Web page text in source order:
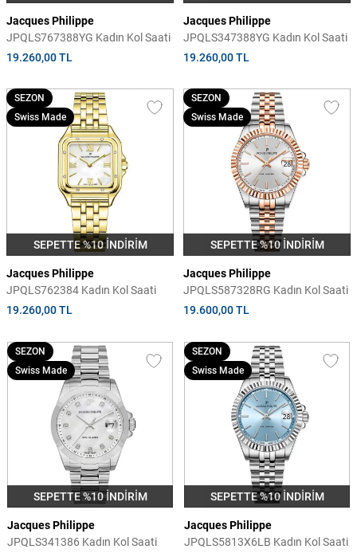
Jacques Philippe
JPQLS767388YG Kadın Kol Saati
19.260,00 TL
Jacques Philippe
JPQLS347388YG Kadın Kol Saati
19.260,00 TL
SEPETTE %10 İNDİRİM
SEZON
Swiss Made
Jacques Philippe
JPQLS762384 Kadın Kol Saati
19.260,00 TL
SEPETTE %10 İNDİRİM
SEZON
Swiss Made
Jacques Philippe
JPQLS587328RG Kadın Kol Saati
19.600,00 TL
SEPETTE %10 İNDİRİM
SEZON
Swiss Made
Jacques Philippe
JPQLS341386 Kadın Kol Saati
SEPETTE %10 İNDİRİM
SEZON
Swiss Made
Jacques Philippe
JPQLS5813X6LB Kadın Kol Saati